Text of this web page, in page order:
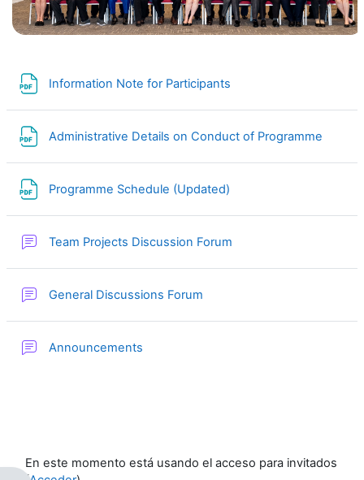
Information Note for Participants
Administrative Details on Conduct of Programme
Programme Schedule (Updated)
Team Projects Discussion Forum
General Discussions Forum
Announcements
En este momento está usando el acceso para invitados